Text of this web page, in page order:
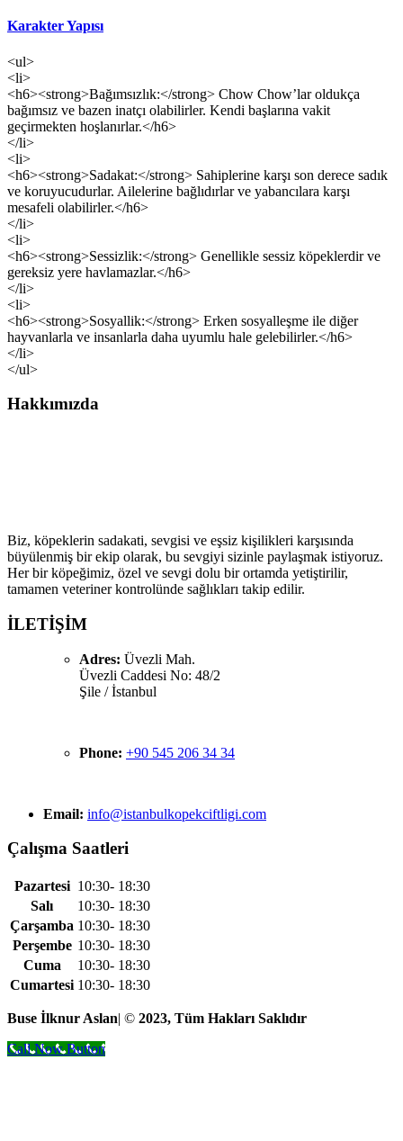
Karakter Yapısı
<ul>
<li>
<h6><strong>Bağımsızlık:</strong> Chow Chow’lar oldukça
bağımsız ve bazen inatçı olabilirler. Kendi başlarına vakit
geçirmekten hoşlanırlar.</h6>
</li>
<li>
<h6><strong>Sadakat:</strong> Sahiplerine karşı son derece sadık
ve koruyucudurlar. Ailelerine bağlıdırlar ve yabancılara karşı
mesafeli olabilirler.</h6>
</li>
<li>
<h6><strong>Sessizlik:</strong> Genellikle sessiz köpeklerdir ve
gereksiz yere havlamazlar.</h6>
</li>
<li>
<h6><strong>Sosyallik:</strong> Erken sosyalleşme ile diğer
hayvanlarla ve insanlarla daha uyumlu hale gelebilirler.</h6>
</li>
</ul>
Hakkımızda
Biz, köpeklerin sadakati, sevgisi ve eşsiz kişilikleri karşısında
büyülenmiş bir ekip olarak, bu sevgiyi sizinle paylaşmak istiyoruz.
Her bir köpeğimiz, özel ve sevgi dolu bir ortamda yetiştirilir,
tamamen veteriner kontrolünde sağlıkları takip edilir.
İLETİŞİM
Adres: Üvezli Mah.
Üvezli Caddesi No: 48/2
Şile / İstanbul
Phone: +90 545 206 34 34
Email: info@istanbulkopekciftligi.com
Çalışma Saatleri
Pazartesi 10:30- 18:30
Salı
10:30- 18:30
Çarşamba 10:30- 18:30
Perşembe 10:30- 18:30
Cuma
10:30- 18:30
Cumartesi 10:30- 18:30
Buse İlknur Aslan| © 2023, Tüm Hakları Saklıdır
Call Now Button